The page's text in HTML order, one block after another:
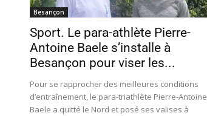
Besançon
Sport. Le para-athlète Pierre-
Antoine Baele s’installe à
Besançon pour viser les...
Pour se rapprocher des meilleures conditions
d’entraînement, le para-triathlète Pierre-Antoine
Baele a quitté le Nord et posé ses valises à